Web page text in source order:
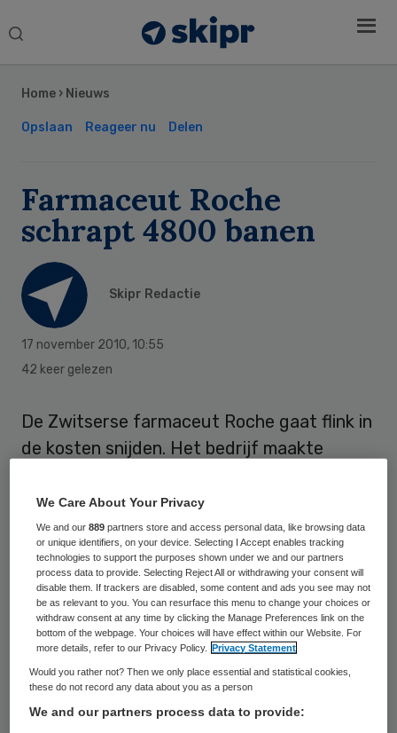
Search
Home › Nieuws
Opslaan Reageer nu Delen
Farmaceut Roche
schrapt 4800 banen
Skipr Redactie
17 november 2010, 10:55
42 keer gelezen
De Zwitserse farmaceut Roche gaat flink in
de kosten snijden. Het bedrijf maakte
jaarlijkse kosten 2,4 miljard frank (1,78
miljard euro) lager moeten liggen.
Zes procent schrappen
Om dit te realiseren, gaat Roche 4800
banen schrappen. Dit komt neer op 6
procent van het totale personeelsbestand.
Vooral functies op het gebied van verkoop
Sidebar
We Care About Your Privacy
We and our889 partners store and access personal data, like browsing data
or unique identifiers, on your device. Selecting I Accept enables tracking
technologies to support the purposes shown under we and our partners
process data to provide. Selecting Reject All or withdrawing your consent will
disable them. If trackers are disabled, some content and ads you see may not
be as relevant to you. You can resurface this menu to change your choices or
withdraw consent at any time by clicking the Manage Preferences link on the
bottom of the webpage. Your choices will have effect within our Website. For
more details, refer to our Privacy Policy.
Privacy Statement
Would you rather not? Then we only place essential and statistical cookies,
these do not record any data about you as a person
We and our partners process data to provide: